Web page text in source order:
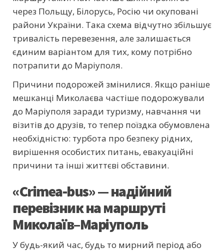
через Польщу, Білорусь, Росію чи окуповані
райони України. Така схема відчутно збільшує
тривалість перевезення, але залишається
єдиним варіантом для тих, кому потрібно
потрапити до Маріуполя.
Причини подорожей змінилися. Якщо раніше
мешканці Миколаєва частіше подорожували
до Маріуполя заради туризму, навчання чи
візитів до друзів, то тепер поїздка обумовлена
​​необхідністю: турбота про безпеку рідних,
вирішення особистих питань, евакуаційні
причини та інші життєві обставини.
«Crimea-bus» — надійний
перевізник на маршруті
Миколаїв–Маріуполь
У будь-який час, будь то мирний період або